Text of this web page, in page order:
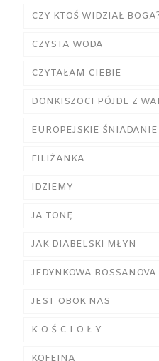
CZY KTOŚ WIDZIAŁ
CZYSTA WODA
CZYTAŁAM CIEBIE
DONKISZOCI PÓJDE Z
EUROPEJSKIE ŚNIADANIE
FILIŻANKA
IDZIEMY
JA TONĘ
JAK DIABELSKI MŁYN
JEDYNKOWA BOSSANOVA
JEST OBOK NAS
K O Ś C I O Ł Y
KOFEINA